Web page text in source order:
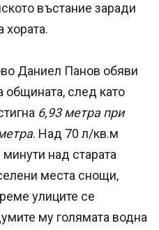
въстание заради
хората.
Даниел Панов обяви
след като
6,93 метра при
. Над 70 л/кв.м
над старата
места снощи,
улиците се
му голямата водна